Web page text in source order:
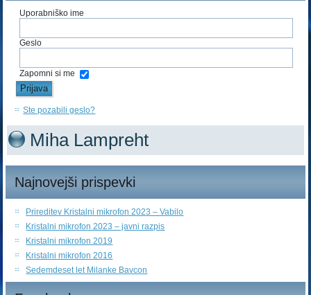
Uporabniško ime
Geslo
Zapomni si me
Ste pozabili geslo?
Miha Lampreht
Najnovejši prispevki
Prireditev Kristalni mikrofon 2023 – Vabilo
Kristalni mikrofon 2023 – javni razpis
Kristalni mikrofon 2019
Kristalni mikrofon 2016
Sedemdeset let Milanke Bavcon